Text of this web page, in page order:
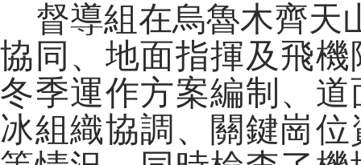
督導組在烏魯木齊天
協同、地面指揮及飛
冬季運作方案編制、
冰組織協調、關鍵崗